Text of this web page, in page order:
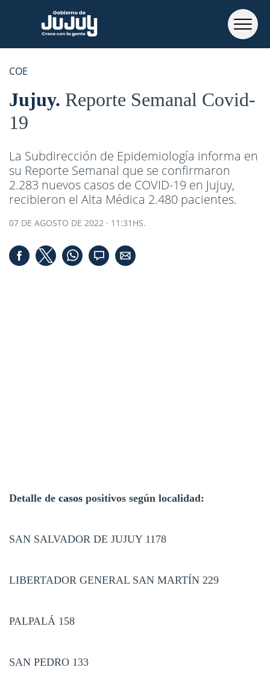
COE
Jujuy Reporte Semanal Covid-
19
La Subdirección de Epidemiología informa en
su Reporte Semanal que se confirmaron
2.283 nuevos casos de COVID-19 en Jujuy,
recibieron el Alta Médica 2.480 pacientes.
07 DE AGOSTO DE 2022 · 11:31HS.
Detalle de casos positivos según localidad:
SAN SALVADOR DE JUJUY 1178
LIBERTADOR GENERAL SAN MARTÍN 229
PALPALÁ 158
SAN PEDRO 133